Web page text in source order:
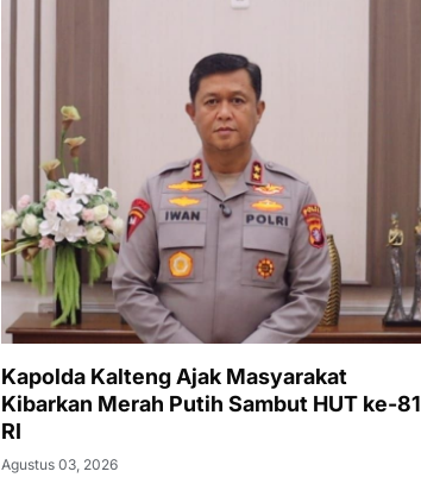
Kapolda Kalteng Ajak Masyarakat
Kibarkan Merah Putih Sambut HUT ke-81
RI
Agustus 03, 2026